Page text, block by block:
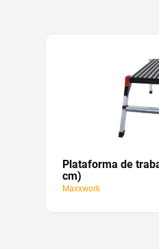
Plataforma de
cm)
Maxxwork